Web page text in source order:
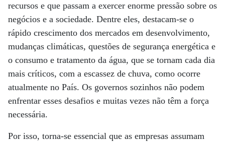
recursos e que passam a exercer enorme pressão sobre os
negócios e a sociedade. Dentre eles, destacam-se o
rápido crescimento dos mercados em desenvolvimento,
mudanças climáticas, questões de segurança energética e
o consumo e tratamento da água, que se tornam cada dia
mais críticos, com a escassez de chuva, como ocorre
atualmente no País. Os governos sozinhos não podem
enfrentar esses desafios e muitas vezes não têm a força
necessária.
Por isso, torna-se essencial que as empresas assumam